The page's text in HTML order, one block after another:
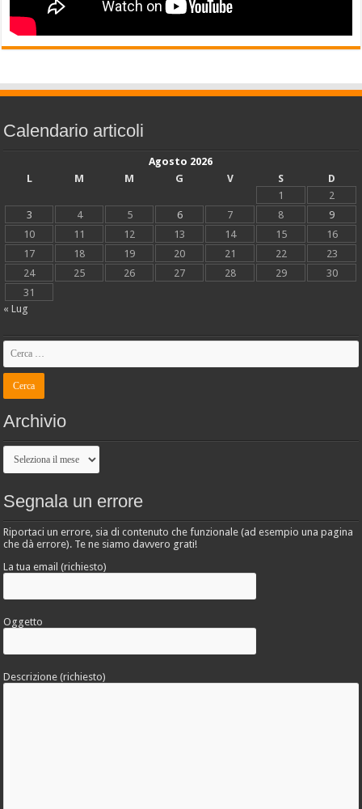
Calendario articoli
Agosto 2026
L
M M G V S
D
1
2
3
4 5 6 7 8
9
10
11 12 13 14 15
16
17
18 19 20 21 22
23
24
25 26 27 28 29
30
31
« Lug
Archivio
Archivio
Segnala un errore
Riportaci un errore, sia di contenuto che funzionale (ad esempio una pagina
che dà errore). Te ne siamo davvero grati!
La tua email (richiesto)
Oggetto
Descrizione (richiesto)